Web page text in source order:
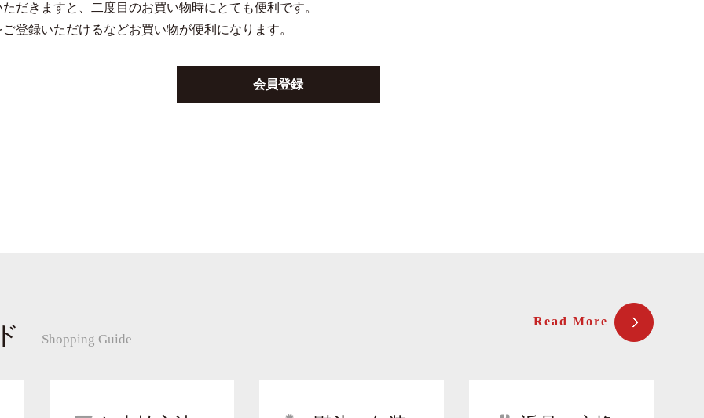
だきますと、二度目のお買い物時にとても便利です。
登録いただけるなどお買い物が便利になります。
会員登録
Shopping Guide
Read More